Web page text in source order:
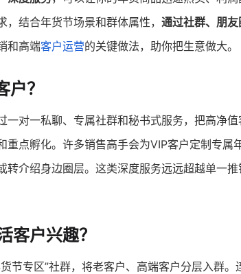
结合年货节场景和群体属性， 通过社群、朋
和高端客户运营的关键做法，助你把生意做大。
？
一对一私聊、专属社群和秘书式服务，把高净
重点孵化。许多销售高手会为VIP客户定制专属
转介绍身边圈层。这类深度服务远远超越单一
客户兴趣？
节专区”社群，将老客户、高端客户分层入群